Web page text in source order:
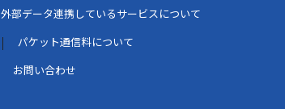
外部データ連携しているサービスについて
パケット通信料について
お問い合わせ